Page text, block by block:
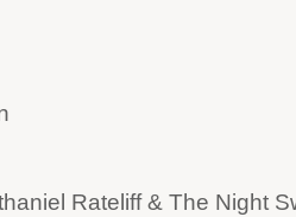
Rateliff & The Night